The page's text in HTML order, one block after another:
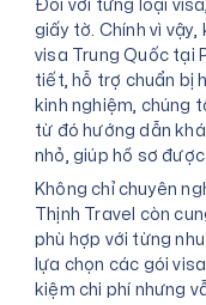
giấy tờ. Chính vì
visa Trung Quốc tại
tiết, hỗ trợ chuẩn bị
kinh nghiệm, chúng
từ đó hướng dẫn
nhỏ, giúp hồ sơ
Không chỉ chuyên
Thịnh Travel còn
phù hợp với từng
lựa chọn các gói
kiệm chi phí nhưng